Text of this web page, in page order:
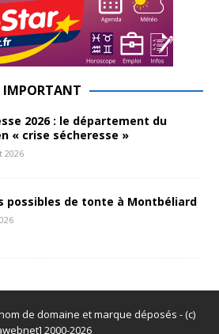
IMPORTANT
2026 : le département du
« crise sécheresse »
2026
possibles de tonte à Montbéliard
de domaine et marque déposés - (c)
2000-2026